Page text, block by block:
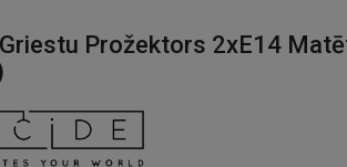
Prožektors 2xE14